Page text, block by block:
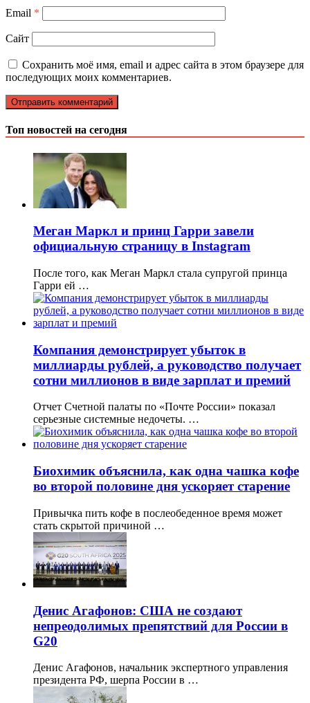
Email *
Сайт
Сохранить моё имя, email и адрес сайта в этом браузере для
последующих моих комментариев.
Топ новостей на сегодня
Меган Маркл и принц Гарри завели
официальную страницу в Instagram
После того, как Меган Маркл стала супругой принца
Гарри ей …
Компания демонстрирует убыток в
миллиарды рублей, а руководство получает
сотни миллионов в виде зарплат и премий
Отчет Счетной палаты по «Почте России» показал
серьезные системные недочеты. …
Биохимик объяснила, как одна чашка кофе
во второй половине дня ускоряет старение
Привычка пить кофе в послеобеденное время может
стать скрытой причиной …
Денис Агафонов: США не создают
непреодолимых препятствий для России в
G20
Денис Агафонов, начальник экспертного управления
президента РФ, шерпа России в …